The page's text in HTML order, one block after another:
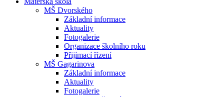
MŠ Dvorského
Základní informace
Aktuality
Fotogalerie
Organizace školního roku
Přijímací řízení
MŠ Gagarinova
Základní informace
Aktuality
Fotogalerie